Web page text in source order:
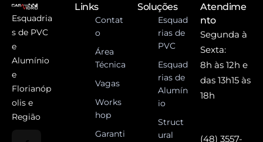
Esquadria
s de PVC
e
Alumínio
e
Florianóp
olis e
Região
Links
Contat
o
Área
Técnica
Vagas
Works
hop
Garanti
Soluções
Esquad
rias de
PVC
Esquad
rias de
Alumín
io
Struct
ural
Atendime
nto
Segunda à
Sexta:
8h às 12h e
das 13h15 às
18h
(48) 3557-